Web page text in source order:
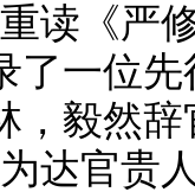
读《严
了一位
，毅然
达官贵